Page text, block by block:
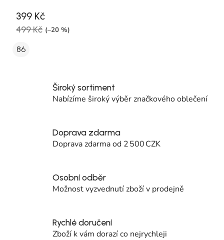
399 Kč
499 Kč (–20 %)
86
Široký sortiment
Nabízíme široký výběr značkového oblečení
Doprava zdarma
Doprava zdarma od 2 500 CZK
Osobní odběr
Možnost vyzvednutí zboží v prodejně
Rychlé doručení
Zboží k vám dorazí co nejrychleji